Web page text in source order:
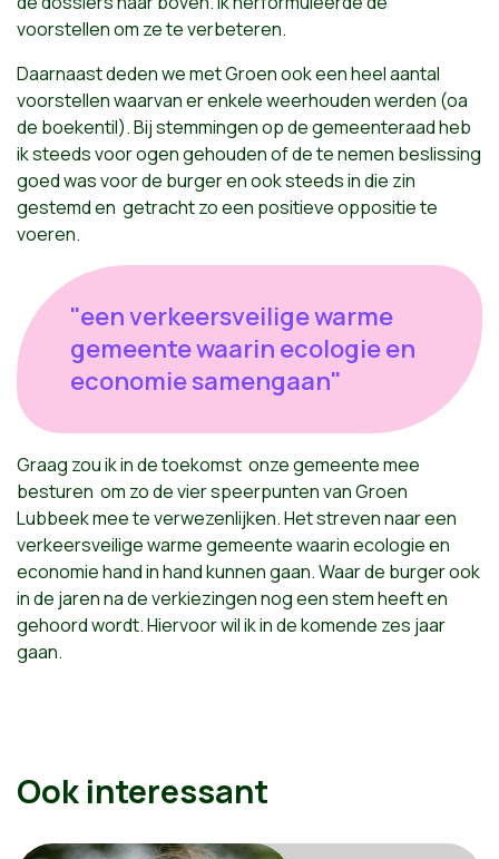
voorstellen om ze te verbeteren.
Daarnaast deden we met Groen ook een heel aantal
voorstellen waarvan er enkele weerhouden werden (oa
de boekentil). Bij stemmingen op de gemeenteraad heb
ik steeds voor ogen gehouden of de te nemen beslissing
goed was voor de burger en ook steeds in die zin
gestemd en getracht zo een positieve oppositie te
voeren.
"een verkeersveilige warme
gemeente waarin ecologie en
economie samengaan"
Graag zou ik in de toekomst onze gemeente mee
besturen om zo de vier speerpunten van Groen
Lubbeek mee te verwezenlijken. Het streven naar een
verkeersveilige warme gemeente waarin ecologie en
economie hand in hand kunnen gaan. Waar de burger ook
in de jaren na de verkiezingen nog een stem heeft en
gehoord wordt. Hiervoor wil ik in de komende zes jaar
gaan.
Ook interessant